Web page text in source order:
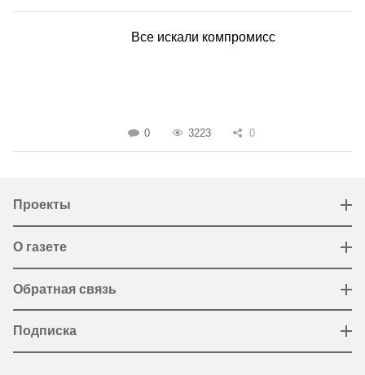
Все искали компромисс
0 3223 0
Проекты
О газете
Обратная связь
Подписка